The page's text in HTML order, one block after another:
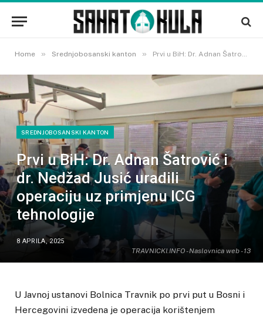
Home » Srednjobosanski kanton » Prvi u BiH: Dr. Adnan Šatrović i dr. Nedžad Jusić uradili operaciju uz primjenu ICG tehnologije
TRAVNICKI.INFO - Naslovnica web - 13
SREDNJOBOSANSKI KANTON
Prvi u BiH: Dr. Adnan Šatrović i
dr. Nedžad Jusić uradili
operaciju uz primjenu ICG
tehnologije
8 APRILA, 2025
U Javnoj ustanovi Bolnica Travnik po prvi put u Bosni i
Hercegovini izvedena je operacija korištenjem